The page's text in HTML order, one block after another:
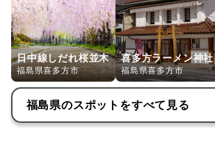
日中線しだれ桜並木
福島県喜多方市
喜多方ラーメン神社
福島県喜多方市
福島県のスポットをすべて見る